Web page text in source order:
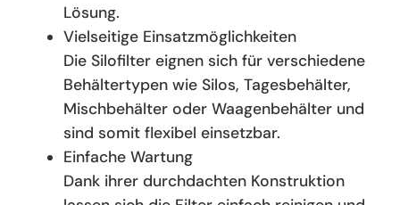
Lösung.
Vielseitige Einsatzmöglichkeiten
Die Silofilter eignen sich für verschiedene
Behältertypen wie Silos, Tagesbehälter,
Mischbehälter oder Waagenbehälter und
sind somit flexibel einsetzbar.
Einfache Wartung
Dank ihrer durchdachten Konstruktion